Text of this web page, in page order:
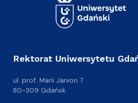
Rektorat Uniwersytetu
ul. prof. Marii Janion 7
80-309 Gdańsk